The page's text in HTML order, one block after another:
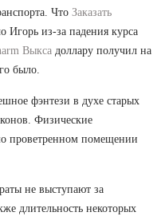
Что Заказать
Игорь из-за падения курса
Выкса доллару получил на
было.
фэнтези в духе старых
Физические
проветренном помещении
не выступают за
длительность некоторых